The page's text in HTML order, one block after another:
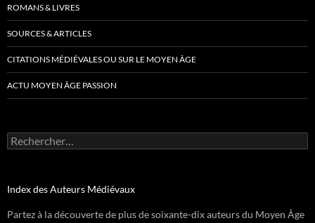
ROMANS & LIVRES
SOURCES & ARTICLES
CITATIONS MÉDIÉVALES OU SUR LE MOYEN ÂGE
ACTU MOYEN ÂGE PASSION
Rechercher :
Index des Auteurs Médiévaux
Partez à la découverte de plus de soixante-dix auteurs du Moyen Âge